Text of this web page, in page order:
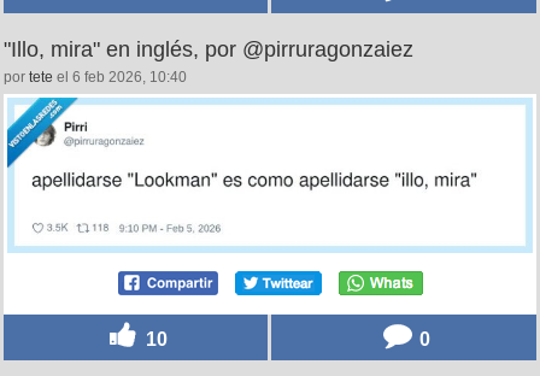
"Illo, mira" en inglés, por @pirruragonzaiez
por tete el 6 feb 2026, 10:40
10 0